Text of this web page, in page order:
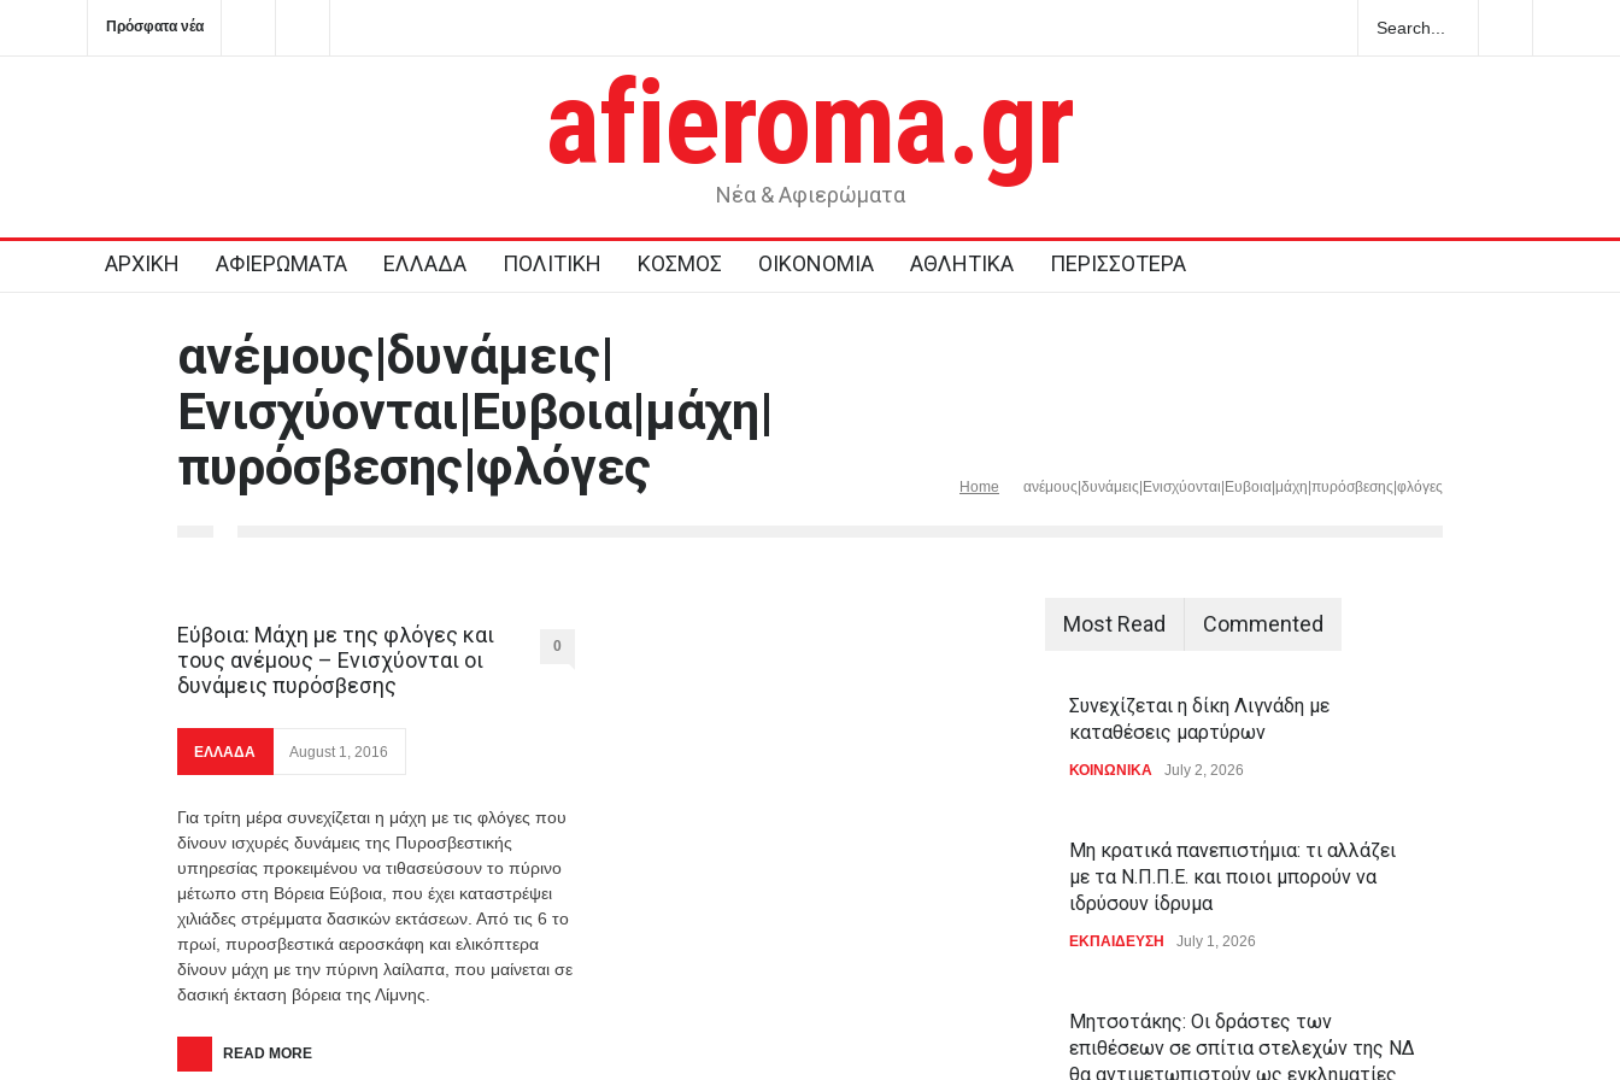
Πρόσφατα νέα
Μυστράς: Παθολογική αγάπη για τους γονείς του επικαλείται ο
δικηγόρος του 55χρονου που έκρυβε τη σορό του πατέρα του
στον καταψύκτη
afieroma.gr
Νέα & Αφιερώματα
ΑΡΧΙΚΗ ΑΦΙΕΡΩΜΑΤΑ ΕΛΛΑΔΑ ΠΟΛΙΤΙΚΗ ΚΟΣΜΟΣ ΟΙΚΟΝΟΜΙΑ ΑΘΛΗΤΙΚΑ ΠΕΡΙΣΣΟΤΕΡΑ
ανέμους|δυνάμεις|
Ενισχύονται|Ευβοια|μάχη|
πυρόσβεσης|φλόγες
Home ανέμους|δυνάμεις|Ενισχύονται|Ευβοια|μάχη|πυρόσβεσης|φλόγες
Εύβοια: Μάχη με της φλόγες και
τους ανέμους – Ενισχύονται οι
δυνάμεις πυρόσβεσης
0
ΕΛΛΑΔΑ August 1, 2016
Για τρίτη μέρα συνεχίζεται η μάχη με τις φλόγες που
δίνουν ισχυρές δυνάμεις της Πυροσβεστικής
υπηρεσίας προκειμένου να τιθασεύσουν το πύρινο
μέτωπο στη Βόρεια Εύβοια, που έχει καταστρέψει
χιλιάδες στρέμματα δασικών εκτάσεων. Από τις 6 το
πρωί, πυροσβεστικά αεροσκάφη και ελικόπτερα
δίνουν μάχη με την πύρινη λαίλαπα, που μαίνεται σε
δασική έκταση βόρεια της Λίμνης.
READ MORE
Most Read Commented
Συνεχίζεται η δίκη Λιγνάδη με
καταθέσεις μαρτύρων
ΚΟΙΝΩΝΙΚΑ July 2, 2026
Μη κρατικά πανεπιστήμια: τι αλλάζει
με τα Ν.Π.Π.Ε. και ποιοι μπορούν να
ιδρύσουν ίδρυμα
ΕΚΠΑΙΔΕΥΣΗ July 1, 2026
Μητσοτάκης: Οι δράστες των
επιθέσεων σε σπίτια στελεχών της ΝΔ
θα αντιμετωπιστούν ως εγκληματίες